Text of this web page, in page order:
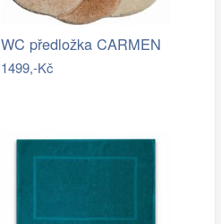
WC předložka CARMEN
1499,-Kč